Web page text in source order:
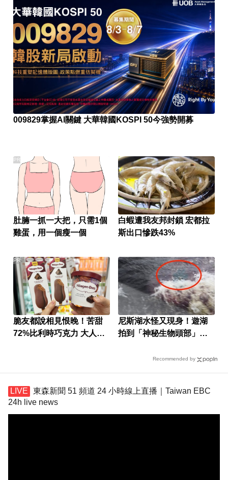
009829掌握AI關鍵 大華韓國KOSPI 50今強勢開募
肚腩一抓一大把，只需1個
雞蛋，用一個瘦一個
PR
白蝦遭我友邦封鎖 宏都拉
斯出口慘跌43%
脆友都說相見恨晚！苦甜
72%比利時巧克力 大人味
PR
尼斯湖水怪又現身！遊湖
拍到「神秘生物頭部」官
Recommended by
東森新聞 51 頻道 24 小時線上直播｜Taiwan EBC
24h live news